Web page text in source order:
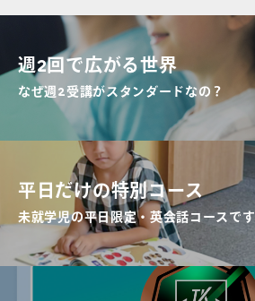
週2回で広がる世界
なぜ週2受講がスタンダードなの？
平日だけの特別コース
未就学児の平日限定・英会話コースです